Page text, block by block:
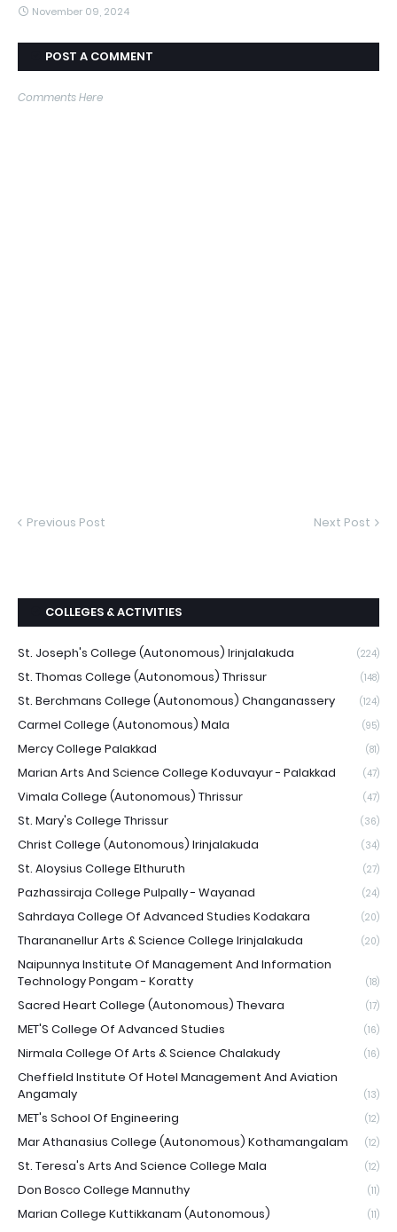
November 09, 2024
POST A COMMENT
Comments Here
Previous Post Next Post
COLLEGES & ACTIVITIES
St. Joseph's College (Autonomous) Irinjalakuda (224)
St. Thomas College (Autonomous) Thrissur (148)
St. Berchmans College (Autonomous) Changanassery (124)
Carmel College (Autonomous) Mala (95)
Mercy College Palakkad (81)
Marian Arts And Science College Koduvayur - Palakkad (47)
Vimala College (Autonomous) Thrissur (47)
St. Mary's College Thrissur (36)
Christ College (Autonomous) Irinjalakuda (34)
St. Aloysius College Elthuruth (27)
Pazhassiraja College Pulpally - Wayanad (24)
Sahrdaya College Of Advanced Studies Kodakara (20)
Tharananellur Arts & Science College Irinjalakuda (20)
Naipunnya Institute Of Management And Information
Technology Pongam - Koratty
(18)
Sacred Heart College (Autonomous) Thevara (17)
MET'S College Of Advanced Studies (16)
Nirmala College Of Arts & Science Chalakudy (16)
Cheffield Institute Of Hotel Management And Aviation
Angamaly
(13)
MET's School Of Engineering (12)
Mar Athanasius College (Autonomous) Kothamangalam (12)
St. Teresa's Arts And Science College Mala (12)
Don Bosco College Mannuthy (11)
Marian College Kuttikkanam (Autonomous) (11)